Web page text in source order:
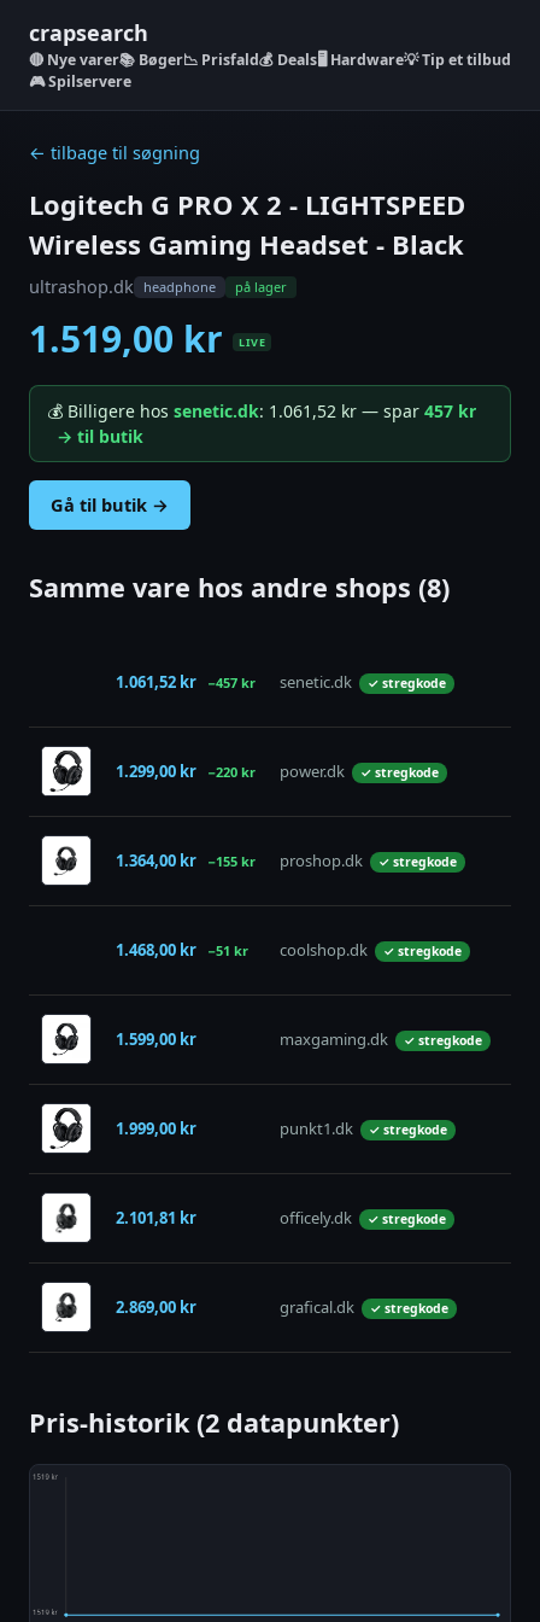
crapsearch
Nye varer📚 Bøger📉 Prisfald💰 Deals🖥️ Hardware💡 Tip et tilbud
🎮 Spilservere
← tilbage til søgning
Logitech G PRO X 2 - LIGHTSPEED
Wireless Gaming Headset - Black
ultrashop.dk headphone på lager
1.519,00 kr LIVE
💰 Billigere hos senetic.dk: 1.061,52 kr — spar 457 kr
→ til butik
Gå til butik →
Samme vare hos andre shops (8)
1.061,52 kr −457 kr senetic.dk ✓ stregkode
1.299,00 kr −220 kr power.dk ✓ stregkode
1.364,00 kr −155 kr proshop.dk ✓ stregkode
1.468,00 kr −51 kr coolshop.dk ✓ stregkode
1.599,00 kr maxgaming.dk ✓ stregkode
1.999,00 kr punkt1.dk ✓ stregkode
2.101,81 kr officely.dk ✓ stregkode
2.869,00 kr grafical.dk ✓ stregkode
Pris-historik (2 datapunkter)